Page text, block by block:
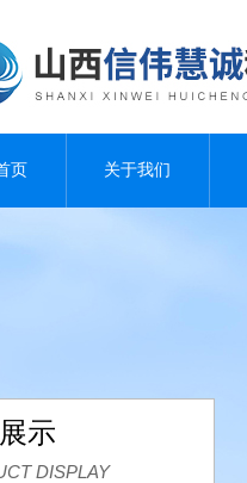
页 关于我们
示
DISPLAY